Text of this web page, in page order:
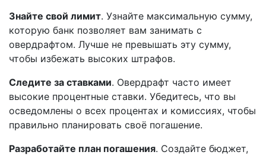
Знайте свой лимит. Узнайте максимальную сумму,
которую банк позволяет вам занимать с
овердрафтом. Лучше не превышать эту сумму,
чтобы избежать высоких штрафов.
Следите за ставками. Овердрафт часто имеет
высокие процентные ставки. Убедитесь, что вы
осведомлены о всех процентах и комиссиях, чтобы
правильно планировать своё погашение.
Разработайте план погашения. Создайте бюджет,